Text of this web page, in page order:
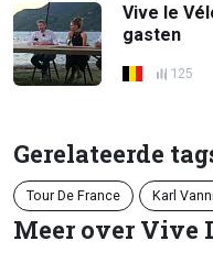
Vive le
gasten
125
Gerelateerde
Tour De France Karl
Meer over Vive